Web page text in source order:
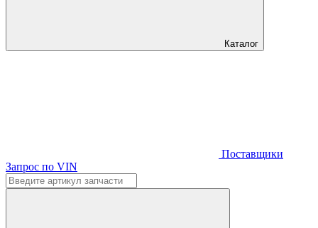
Каталог
Поставщики
Запрос по VIN